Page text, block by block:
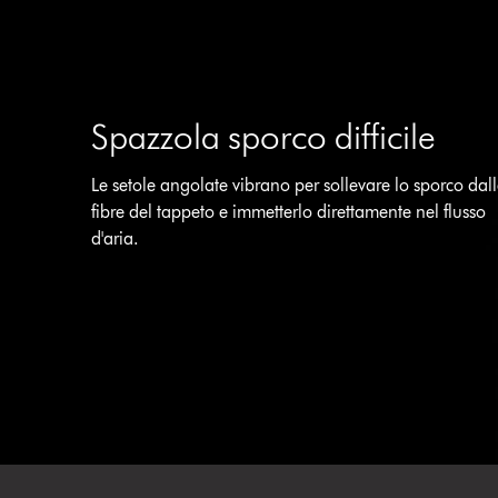
Spazzola sporco difficile
Le setole angolate vibrano per sollevare lo sporco
fibre del tappeto e immetterlo direttamente nel flusso
d'aria.